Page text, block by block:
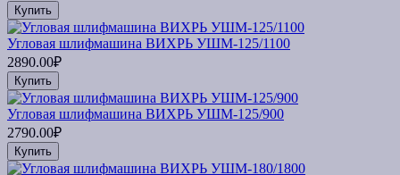
Купить
Угловая шлифмашина ВИХРЬ УШМ-125/1100
2890.00₽
Купить
Угловая шлифмашина ВИХРЬ УШМ-125/900
2790.00₽
Купить